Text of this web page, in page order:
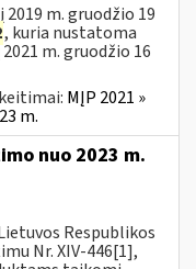
m. gruodžio 19
, kuria nustatoma
m. gruodžio 16
MĮP 2021 »
m.
nuo 2023 m.
Respublikos
Nr. XIV-446[1],